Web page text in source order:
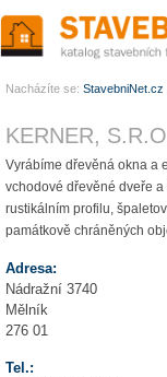
KERNER,
Vyrábíme dřevěná okna a
vchodové dřevěné dveře
rustikálním profilu,
památkově chráněných
Adresa:
Nádražní 3740
Mělník
276 01
Tel.:
Nacházíte se: StavebniNet.cz